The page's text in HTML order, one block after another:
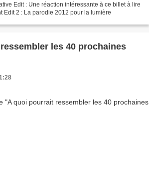
Edit : Une réaction intéressante à ce billet à lire
Edit 2 : La parodie 2012 pour la lumière
les 40 prochaines